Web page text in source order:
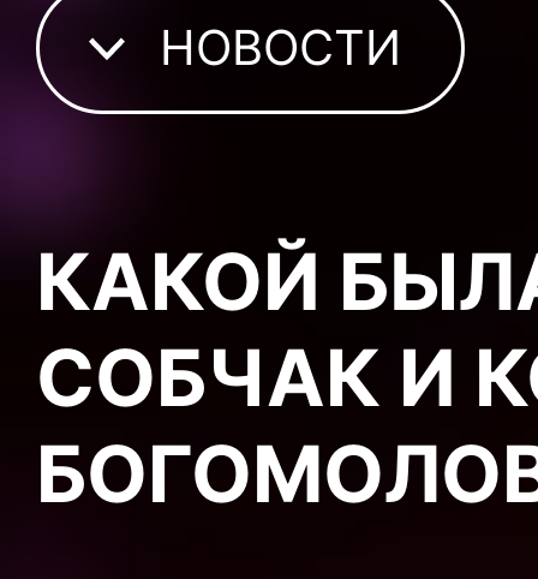
НОВОСТИ
КАКОЙ
СОБЧАК И